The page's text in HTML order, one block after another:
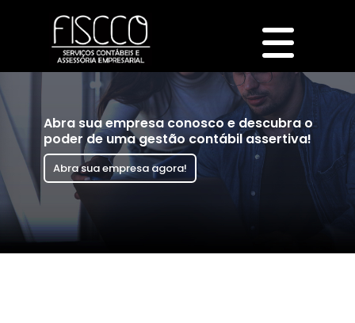
Abra sua empresa conosco e descubra o
poder de uma gestão contábil assertiva!
Abra sua empresa agora!